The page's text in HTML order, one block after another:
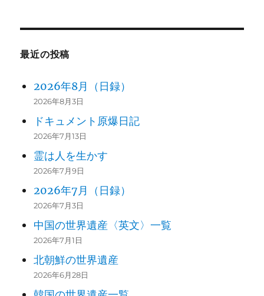
最近の投稿
2026年8月（日録）
2026年8月3日
ドキュメント原爆日記
2026年7月13日
霊は人を生かす
2026年7月9日
2026年7月（日録）
2026年7月3日
中国の世界遺産〈英文〉一覧
2026年7月1日
北朝鮮の世界遺産
2026年6月28日